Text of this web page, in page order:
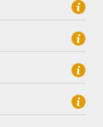
- Slatina
mreži - Osijek
mreži -